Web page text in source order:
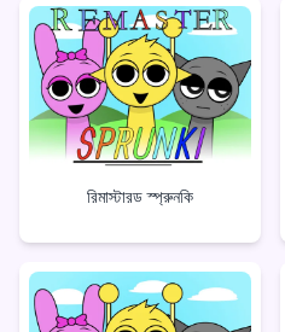
রিমাস্টারড স্প্রুনকি